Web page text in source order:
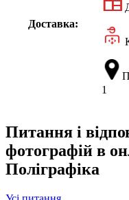
Доставка:
1
Питання і
фотографій в
Поліграфіка